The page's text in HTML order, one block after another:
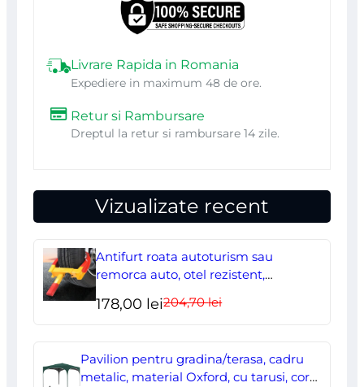
Livrare Rapida in Romania
Expediere in maximum 48 de ore.
Retur si Rambursare
Dreptul la retur si rambursare 14 zile.
dimensiune
x
cm,
culoare
Vizualizate recent
Antifurt roata autoturism sau
remorca auto, otel rezistent,
204,70leiPrețul
a
fost:
178,00 lei
Prețul
este:
178,00 lei.
Pavilion pentru gradina/terasa, cadru
metalic, material Oxford, cu tarusi, corzi